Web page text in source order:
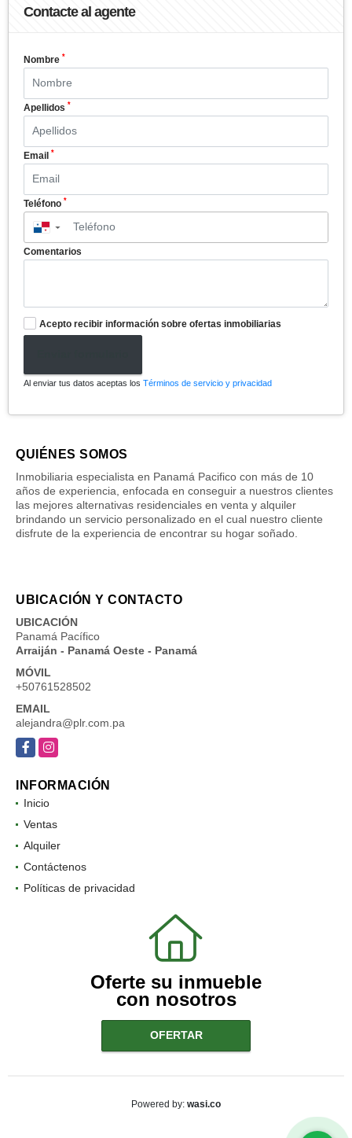
Contacte al agente
Nombre *
Apellidos *
Email *
Teléfono *
▼
Comentarios
Acepto recibir información sobre ofertas inmobiliarias
Al enviar tus datos aceptas los Términos de servicio y privacidad
QUIÉNES SOMOS
Inmobiliaria especialista en Panamá Pacifico con más de 10
años de experiencia, enfocada en conseguir a nuestros clientes
las mejores alternativas residenciales en venta y alquiler
brindando un servicio personalizado en el cual nuestro cliente
disfrute de la experiencia de encontrar su hogar soñado.
UBICACIÓN Y CONTACTO
UBICACIÓN
Panamá Pacífico
Arraiján - Panamá Oeste - Panamá
MÓVIL
+50761528502
EMAIL
alejandra@plr.com.pa
FacebookInstagram
INFORMACIÓN
Inicio
Ventas
Alquiler
Contáctenos
Políticas de privacidad
Oferte su inmueble
con nosotros
OFERTAR
Powered by: wasi.co